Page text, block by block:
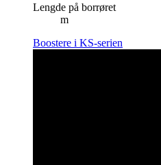
Lengde på borrøret
m
Boostere i KS-serien